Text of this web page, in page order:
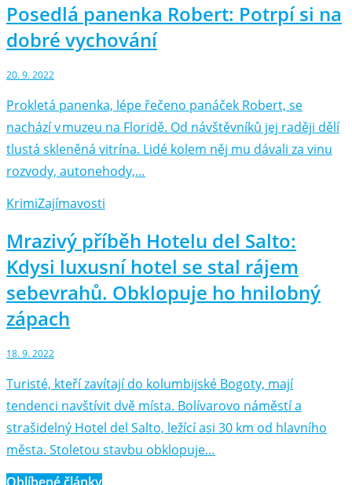
Posedlá panenka Robert: Potrpí si na
dobré vychování
20. 9. 2022
Prokletá panenka, lépe řečeno panáček Robert, se
nachází v muzeu na Floridě. Od návštěvníků jej raději dělí
tlustá skleněná vitrína. Lidé kolem něj mu dávali za vinu
rozvody, autonehody,…
KrimiZajímavosti
Mrazivý příběh Hotelu del Salto:
Kdysi luxusní hotel se stal rájem
sebevrahů. Obklopuje ho hnilobný
zápach
18. 9. 2022
Turisté, kteří zavítají do kolumbijské Bogoty, mají
tendenci navštívit dvě místa. Bolívarovo náměstí a
strašidelný Hotel del Salto, ležící asi 30 km od hlavního
města. Stoletou stavbu obklopuje…